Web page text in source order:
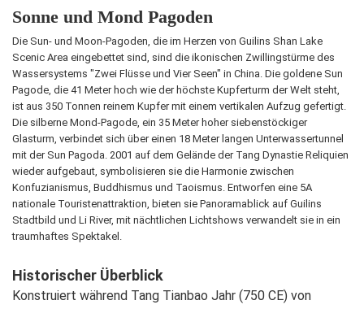
Sonne und Mond Pagoden
Die Sun- und Moon-Pagoden, die im Herzen von Guilins Shan Lake
Scenic Area eingebettet sind, sind die ikonischen Zwillingstürme des
Wassersystems "Zwei Flüsse und Vier Seen" in China. Die goldene Sun
Pagode, die 41 Meter hoch wie der höchste Kupferturm der Welt steht,
ist aus 350 Tonnen reinem Kupfer mit einem vertikalen Aufzug gefertigt.
Die silberne Mond-Pagode, ein 35 Meter hoher siebenstöckiger
Glasturm, verbindet sich über einen 18 Meter langen Unterwassertunnel
mit der Sun Pagoda. 2001 auf dem Gelände der Tang Dynastie Reliquien
wieder aufgebaut, symbolisieren sie die Harmonie zwischen
Konfuzianismus, Buddhismus und Taoismus. Entworfen eine 5A
nationale Touristenattraktion, bieten sie Panoramablick auf Guilins
Stadtbild und Li River, mit nächtlichen Lichtshows verwandelt sie in ein
traumhaftes Spektakel.
Historischer Überblick
Konstruiert während Tang Tianbao Jahr (750 CE) von